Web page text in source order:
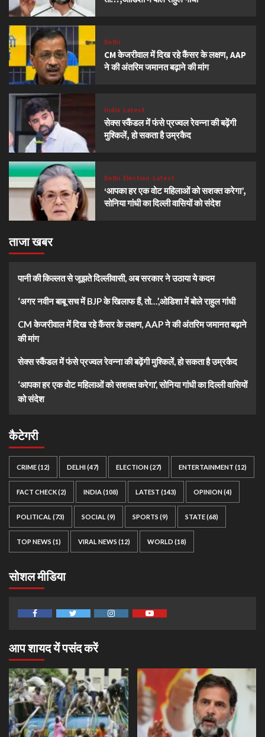
Delhi
CM केजरीवाल में दिख रहे कैंसर के लक्षण, AAP
ने की अंतरिम जमानत बढ़ाने की मांग
India Latest
सेक्स स्कैंडल में फंसे प्रज्वल रेवन्ना की बढ़ेंगी
मुश्किलें, हो सकता है उम्रकैद
Delhi Election Latest
‘आपका हर एक वोट महिलाओं को सशक्त करेगा’,
सोनिया गांधी का दिल्ली वासियों को संदेश
ताजा खबर
पानी की किल्लत से जूझते दिल्लीवासी, अब सरकार ने उठाया ये कदम
‘अगर नवीन बाबू सच में BJP के खिलाफ हैं, तो…’,ओडिशा में बोले राहुल गांधी
CM केजरीवाल में दिख रहे कैंसर के लक्षण, AAP ने की अंतरिम जमानत बढ़ाने
की मांग
सेक्स स्कैंडल में फंसे प्रज्वल रेवन्ना की बढ़ेंगी मुश्किलें, हो सकता है उम्रकैद
‘आपका हर एक वोट महिलाओं को सशक्त करेगा’, सोनिया गांधी का दिल्ली वासियों
को संदेश
कैटेगरी
CRIME(12) DELHI(47) ELECTION(27) ENTERTAINMENT (12)
FACT CHECK(2) INDIA(108) LATEST (143) OPINION(4)
POLITICAL (73) SOCIAL (9) SPORTS (9) STATE(68)
TOP NEWS (1) VIRAL NEWS (12) WORLD (18)
सोशल मीडिया
आप शायद यें पसंद करें